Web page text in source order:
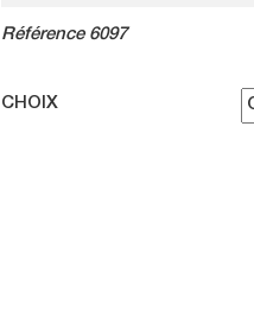
Référence 6097
CHOIX